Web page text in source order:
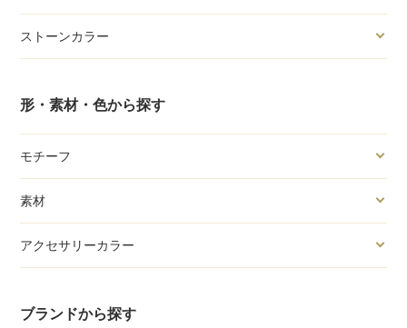
ストーンカラー
形・素材・色から探す
モチーフ
素材
アクセサリーカラー
ブランドから探す